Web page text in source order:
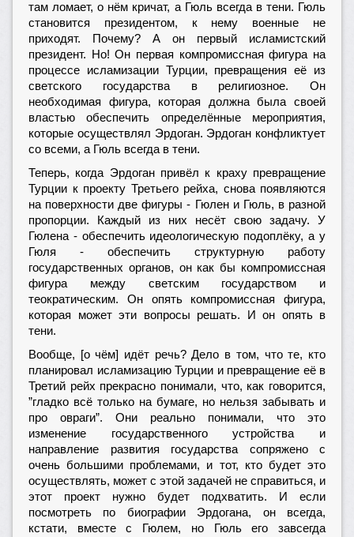
там ломает, о нём кричат, а Гюль всегда в тени. Гюль
становится президентом, к нему военные не
приходят. Почему? А он первый исламистский
президент. Но! Он первая компромиссная фигура на
процессе исламизации Турции, превращения её из
светского государства в религиозное. Он
необходимая фигура, которая должна была своей
властью обеспечить определённые мероприятия,
которые осуществлял Эрдоган. Эрдоган конфликтует
со всеми, а Гюль всегда в тени.
Теперь, когда Эрдоган привёл к краху превращение
Турции к проекту Третьего рейха, снова появляются
на поверхности две фигуры - Гюлен и Гюль, в разной
пропорции. Каждый из них несёт свою задачу. У
Гюлена - обеспечить идеологическую подоплёку, а у
Гюля - обеспечить структурную работу
государственных органов, он как бы компромиссная
фигура между светским государством и
теократическим. Он опять компромиссная фигура,
которая может эти вопросы решать. И он опять в
тени.
Вообще, [о чём] идёт речь? Дело в том, что те, кто
планировал исламизацию Турции и превращение её в
Третий рейх прекрасно понимали, что, как говорится,
”гладко всё только на бумаге, но нельзя забывать и
про овраги”. Они реально понимали, что это
изменение государственного устройства и
направление развития государства сопряжено с
очень большими проблемами, и тот, кто будет это
осуществлять, может с этой задачей не справиться, и
этот проект нужно будет подхватить. И если
посмотреть по биографии Эрдогана, он всегда,
кстати, вместе с Гюлем, но Гюль его завсегда